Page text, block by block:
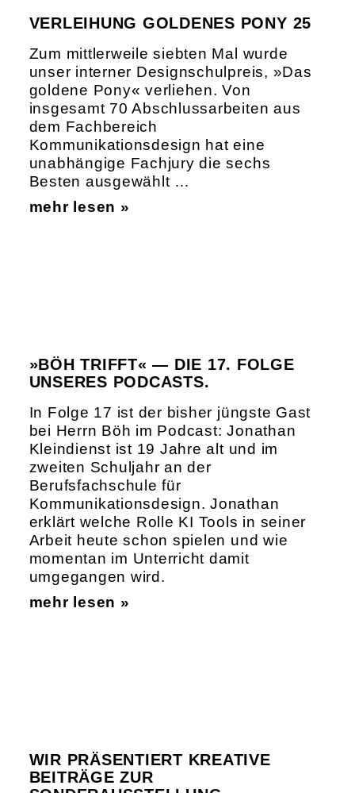
VERLEIHUNG GOLDENES PONY 25
Zum mittlerweile siebten Mal wurde
unser interner Designschulpreis, »Das
goldene Pony« verliehen. Von
insgesamt 70 Abschlussarbeiten aus
dem Fachbereich
Kommunikationsdesign hat eine
unabhängige Fachjury die sechs
Besten ausgewählt …
mehr lesen »
»BÖH TRIFFT« — DIE 17. FOLGE
UNSERES PODCASTS.
In Folge 17 ist der bisher jüngste Gast
bei Herrn Böh im Podcast: Jonathan
Kleindienst ist 19 Jahre alt und im
zweiten Schuljahr an der
Berufsfachschule für
Kommunikationsdesign. Jonathan
erklärt welche Rolle KI Tools in seiner
Arbeit heute schon spielen und wie
momentan im Unterricht damit
umgegangen wird.
mehr lesen »
WIR PRÄSENTIERT KREATIVE
BEITRÄGE ZUR